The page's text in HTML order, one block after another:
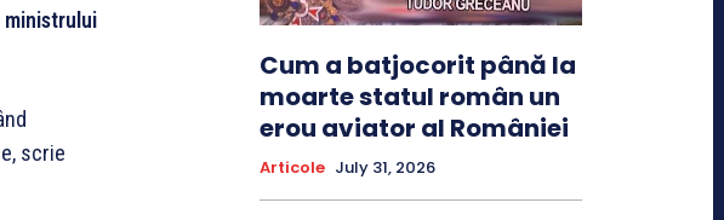
ministrului
scrie
Cum a batjocorit până la
moarte statul român un
erou aviator al României
Articole July 31, 2026